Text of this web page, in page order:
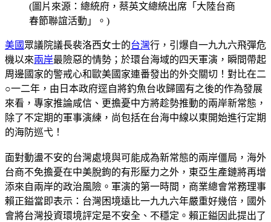
(圖片來源：總統府，蔡英文總統出席「大陸台商
春節聯誼活動」。)
美國 眾議院議長裴洛西女士的台灣行，引爆自一九九六飛彈危
機以來兩岸最險惡的情勢；於環台海域的四天軍演，瞬間帶起
周邊國家的警戒心和歐美國家連番發出的外交關切！對比在二
○一二年，由日本政府逕自將釣魚台收歸國有之後的作為發展
來看，專家推論咸信、更擔憂中方將趁勢推動的兩岸新常態，
除了不定期的軍事演練，尚包括在台海中線以東開始進行定期
的海防巡弋！
面對動盪不安的台灣處境與可能成為新常態的兩岸僵局，海外
台商不免擔憂在中美脫鉤的有形壓力之外，東亞生產鏈將再增
添來自兩岸的政治風險。軍演的第一時間，商業總會常務理事
賴正鎰當即表示：台灣困境遠比一九九六年嚴重好幾倍，國外
會將台灣投資環境評定是不安全、不穩定。賴正鎰因此提出了